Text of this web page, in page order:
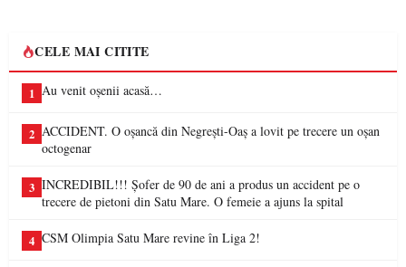
CELE MAI CITITE
1 Au venit oșenii acasă…
2 ACCIDENT. O oșancă din Negrești-Oaș a lovit pe trecere un oșan
octogenar
3 INCREDIBIL!!! Șofer de 90 de ani a produs un accident pe o
trecere de pietoni din Satu Mare. O femeie a ajuns la spital
4 CSM Olimpia Satu Mare revine în Liga 2!